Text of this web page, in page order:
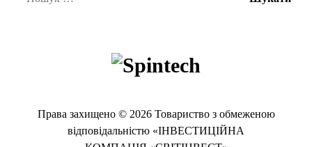
Права захищено © 2026 Товариство з обмеженою
відповідальністю «ІНВЕСТИЦІЙНА